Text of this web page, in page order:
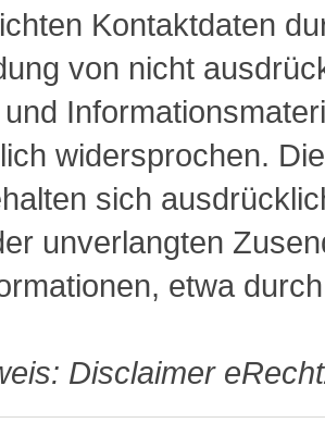
Kontaktdaten
von nicht
widersprochen.
sich
unverlangten
etwa
Disclaimer